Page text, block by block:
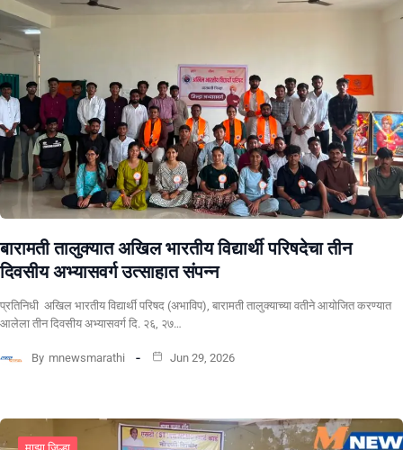
बारामती तालुक्यात अखिल भारतीय विद्यार्थी परिषदेचा तीन
दिवसीय अभ्यासवर्ग उत्साहात संपन्न
प्रतिनिधी अखिल भारतीय विद्यार्थी परिषद (अभाविप), बारामती तालुक्याच्या वतीने आयोजित करण्यात
आलेला तीन दिवसीय अभ्यासवर्ग दि. २६, २७…
By mnewsmarathi Jun 29, 2026